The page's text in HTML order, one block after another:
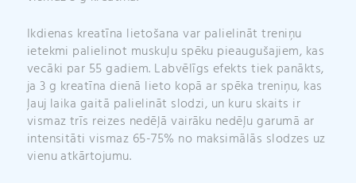
Ikdienas kreatīna lietošana var palielināt treniņu
ietekmi palielinot muskuļu spēku pieaugušajiem, kas
vecāki par 55 gadiem. Labvēlīgs efekts tiek panākts,
ja 3 g kreatīna dienā lieto kopā ar spēka treniņu, kas
ļauj laika gaitā palielināt slodzi, un kuru skaits ir
vismaz trīs reizes nedēļā vairāku nedēļu garumā ar
intensitāti vismaz 65-75% no maksimālās slodzes uz
vienu atkārtojumu.